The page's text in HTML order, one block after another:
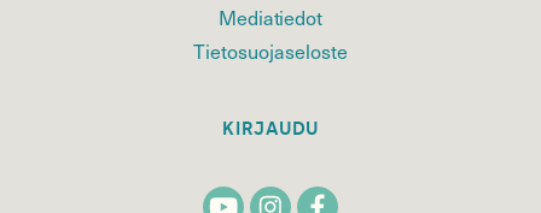
Mediatiedot
Tietosuojaseloste
KIRJAUDU